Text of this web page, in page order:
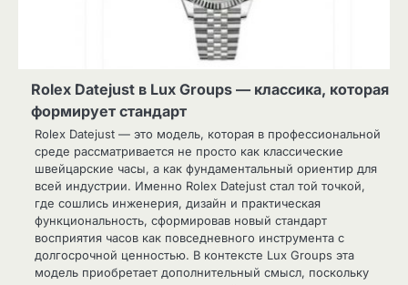
Rolex Datejust в Lux Groups — классика, которая
формирует стандарт
Rolex Datejust — это модель, которая в профессиональной
среде рассматривается не просто как классические
швейцарские часы, а как фундаментальный ориентир для
всей индустрии. Именно Rolex Datejust стал той точкой,
где сошлись инженерия, дизайн и практическая
функциональность, сформировав новый стандарт
восприятия часов как повседневного инструмента с
долгосрочной ценностью. В контексте Lux Groups эта
модель приобретает дополнительный смысл, поскольку